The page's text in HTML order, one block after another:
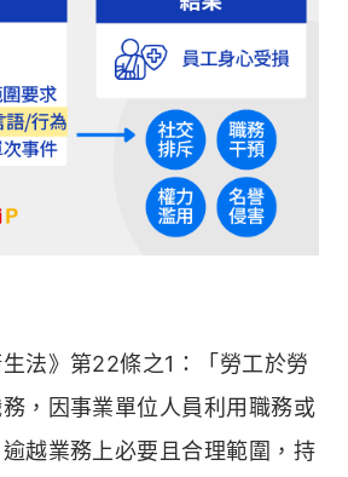
生法》第22條之1：「勞工於勞
，因事業單位人員利用職務或
越業務上必要且合理範圍，持